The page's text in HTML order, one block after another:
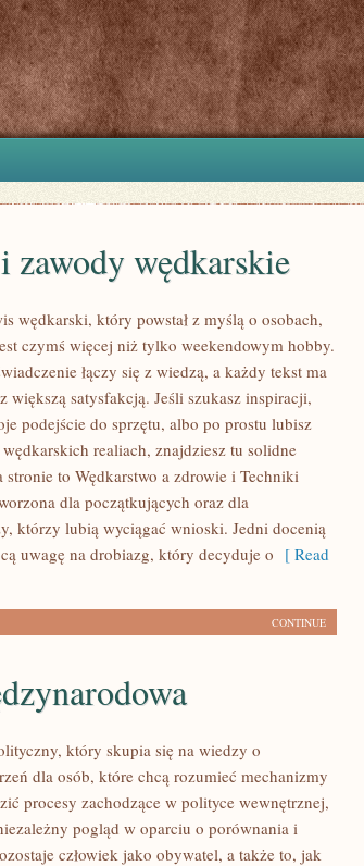
zawody wędkarskie
wędkarski, który powstał z myślą o osobach,
czymś więcej niż tylko weekendowym hobby.
łączy się z wiedzą, a każdy tekst ma
większą satysfakcją. Jeśli szukasz inspiracji,
podejście do sprzętu, albo po prostu lubisz
realiach, znajdziesz tu solidne
to Wędkarstwo a zdrowie i Techniki
dla początkujących oraz dla
którzy lubią wyciągać wnioski. Jedni docenią
uwagę na drobiazg, który decyduje o [ Read
CONTINUE
który skupia się na wiedzy o
dla osób, które chcą rozumieć mechanizmy
procesy zachodzące w polityce wewnętrznej,
pogląd w oparciu o porównania i
człowiek jako obywatel, a także to, jak